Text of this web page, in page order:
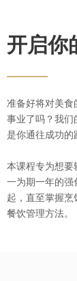
开启你
——
准备好将对美食
事业了吗？我们
是你通往成功的
本课程专为想要
一为期一年的强
起，直至掌握烹
餐饮管理方法。